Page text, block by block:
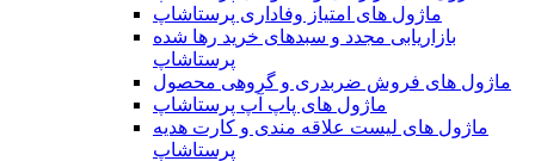
ماژول های امتیاز وفاداری پرستاشاپ
بازاریابی مجدد و سبدهای خرید رها شده
پرستاشاپ
ماژول های فروش ضربدری و گروهی محصول
ماژول های پاپ آپ پرستاشاپ
ماژول های لیست علاقه مندی و کارت هدیه
پرستاشاپ